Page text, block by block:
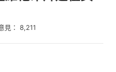
見： 8,211